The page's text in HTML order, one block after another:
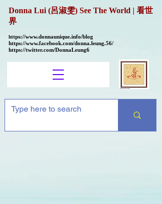
Donna Lui (呂淑雯) See The World | 看世
界
https://www.donnaunique.info/blog
https://www.facebook.com/donna.leung.56/
https://twitter.com/DonnaLeung6